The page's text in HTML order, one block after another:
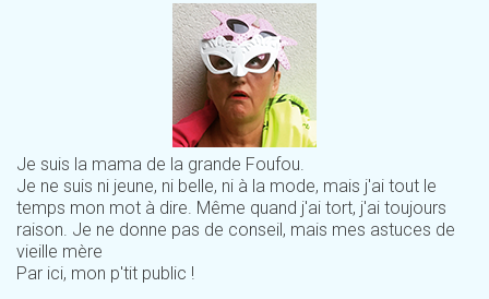
Je suis la mama de la grande Foufou.
Je ne suis ni jeune, ni belle, ni à la mode, mais j'ai tout le
temps mon mot à dire. Même quand j'ai tort, j'ai toujours
raison. Je ne donne pas de conseil, mais mes astuces de
vieille mère
Par ici, mon p'tit public !